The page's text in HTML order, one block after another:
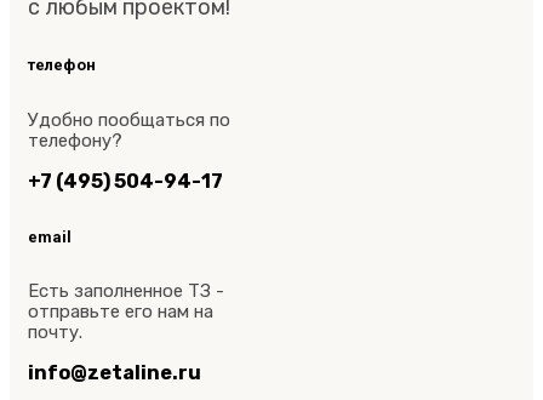
с любым проектом!
телефон
Удобно пообщаться по
телефону?
+7 (495) 504-94-17
email
Есть заполненное ТЗ -
отправьте его нам на
почту.
info@zetaline.ru